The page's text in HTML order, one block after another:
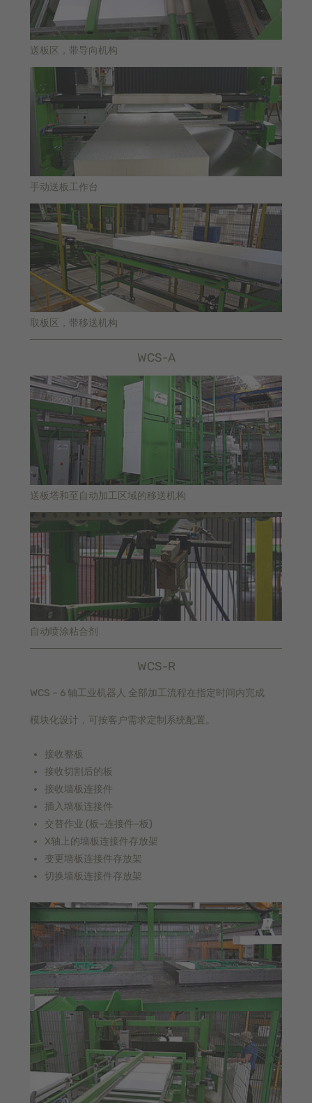
送板区，带导向机构
手动送板工作台
取板区，带移送机构
WCS-A
送板塔和至自动加工区域的移送机构
自动喷涂粘合剂
WCS-R
WCS – 6 轴工业机器人 全部加工流程在指定时间内完成
模块化设计，可按客户需求定制系统配置。
接收整板
接收切割后的板
接收墙板连接件
插入墙板连接件
交替作业 (板–连接件–板)
X轴上的墙板连接件存放架
变更墙板连接件存放架
切换墙板连接件存放架